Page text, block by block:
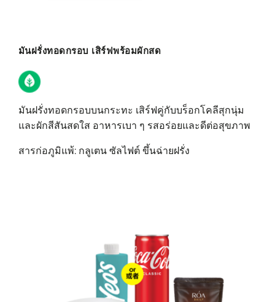
มันฝรั่งทอดกรอบ เสิร์ฟพร้อมผักสด
มันฝรั่งทอดกรอบบนกระทะ เสิร์ฟคู่กับบร็อกโคลีสุกนุ่ม
และผักสีสันสดใส อาหารเบา ๆ รสอร่อยและดีต่อสุขภาพ
สารก่อภูมิแพ้: กลูเตน ซัลไฟต์ ขึ้นฉ่ายฝรั่ง